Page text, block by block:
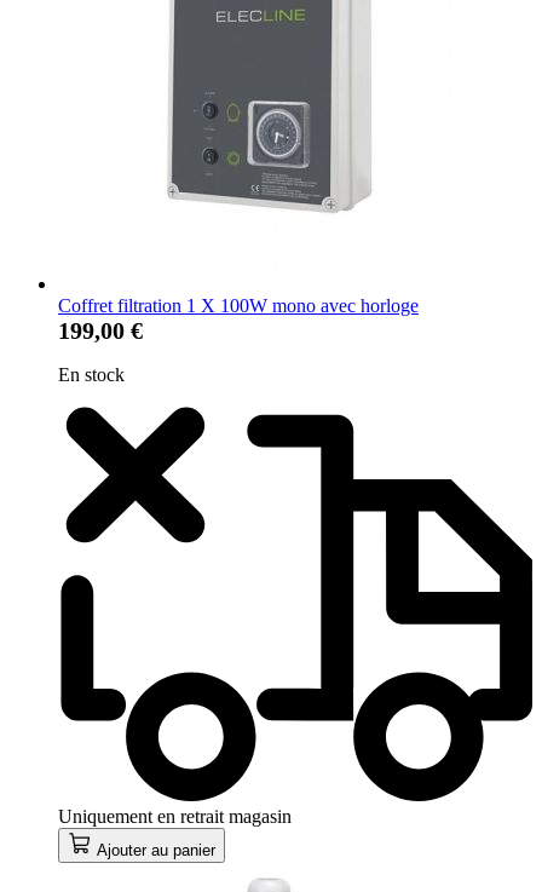
Coffret filtration 1 X 100W mono avec horloge
199,00 €
En stock
Uniquement en retrait magasin
Ajouter au panier